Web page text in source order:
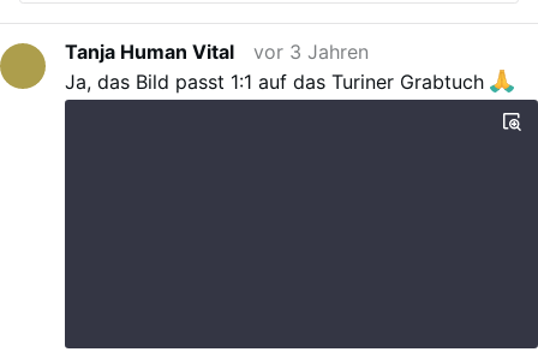
Tanja Human Vital
vor 3 Jahren
Ja, das Bild passt 1:1 auf das Turiner Grabtuch